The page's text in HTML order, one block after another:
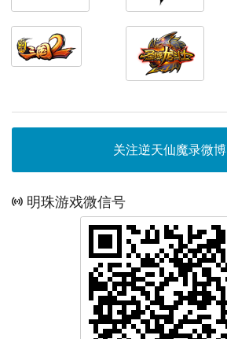
关注逆天仙魔录微博
明珠游戏微信号